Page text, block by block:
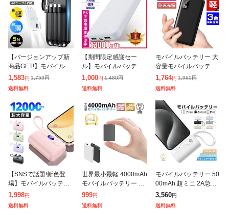
【バージョンアップ新
商品GET!】モバイルバ
ッテリー 軽量 22800m
Ah 大容量 小型 スマホ
充電器 薄型 5台同時充
電 急
1,583円 1,759円
送料無料
【期間限定感謝セー
ル】モバイルバッテリ
ー 大容量 軽量 薄型 13
000mAh 2台同時充電 P
SE スマホ携帯充電器 i
Pho
1,000円 1,480円
送料無料
モバイルバッテリー 大
容量モバイルバッテリ
ー 軽量 薄型 20000mA
h 3台同時充電 PSE 5v/
2a スマホ携帯充電
1,764円 1,960円
送料無料
【SNSで話題!新色登
場】モバイルバッテリ
ー 小型 12000mAh 大
容量 2.1A急速充電 超ミ
ニ 充電器 2台同時充電
1,998円
送料無料
世界最小最軽 4000mAh
モバイルバッテリー 防
災電源 大容量 コンパク
ト スマホ充電器 超薄型
軽量 出力2ポート 急速
999円
送料無料
モバイルバッテリー 50
00mAh 超ミニ 2A急速
充電 iPhone17/16/15充
電 防災電源 ケーブル不
要 iOS用 T
3,560円
送料無料